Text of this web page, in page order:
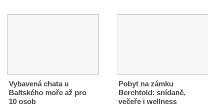
Vybavená chata u
Baltského moře až pro
10 osob
Pobyt na zámku
Berchtold: snídaně,
večeře i wellness